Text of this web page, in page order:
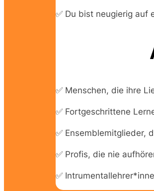
✅ Du bist neugierig auf
✅ Menschen, die ihre
✅ Fortgeschrittene
✅ Ensemblemitglieder,
✅ Profis, die nie
✅